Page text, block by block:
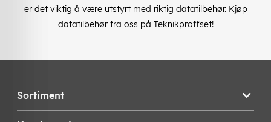
er det viktig å være utstyrt med riktig datatilbehør. Kjøp
datatilbehør fra oss på Teknikproffset!
Sortiment